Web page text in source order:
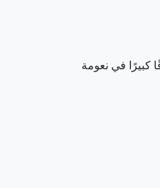
كبيرًا في نعومة